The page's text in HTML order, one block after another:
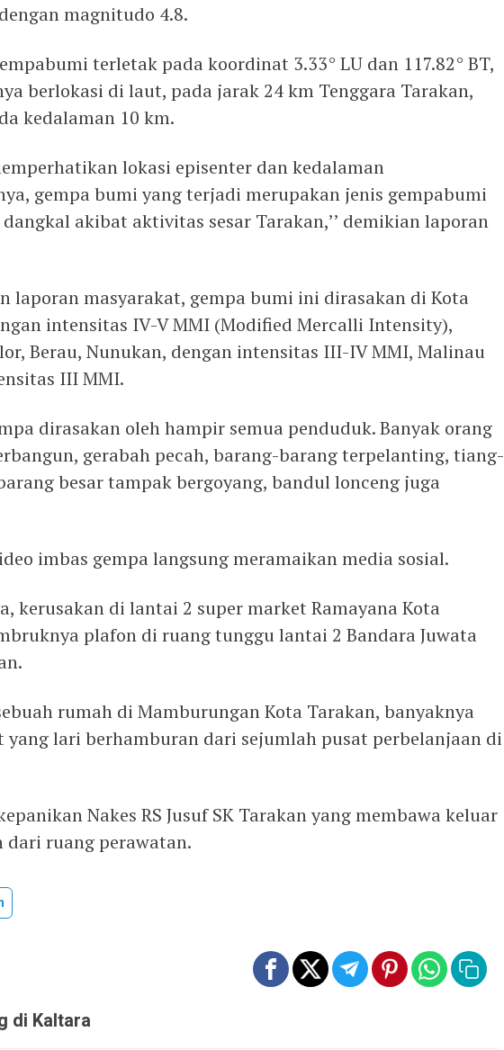
magnitudo 4.8.
terletak pada koordinat 3.33° LU dan 117.82° BT,
berlokasi di laut, pada jarak 24 km Tenggara Tarakan,
kedalaman 10 km.
lokasi episenter dan kedalaman
gempa bumi yang terjadi merupakan jenis gempabumi
akibat aktivitas sesar Tarakan,’’ demikian laporan
laporan masyarakat, gempa bumi ini dirasakan di Kota
intensitas IV-V MMI (Modified Mercalli Intensity),
Berau, Nunukan, dengan intensitas III-IV MMI, Malinau
III MMI.
dirasakan oleh hampir semua penduduk. Banyak orang
gerabah pecah, barang-barang terpelanting, tiang-
besar tampak bergoyang, bandul lonceng juga
imbas gempa langsung meramaikan media sosial.
kerusakan di lantai 2 super market Ramayana Kota
plafon di ruang tunggu lantai 2 Bandara Juwata
rumah di Mamburungan Kota Tarakan, banyaknya
yang lari berhamburan dari sejumlah pusat perbelanjaan di
Nakes RS Jusuf SK Tarakan yang membawa keluar
dari ruang perawatan.
di Kaltara